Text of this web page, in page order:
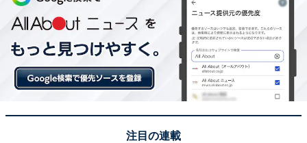
ど）」のほか、新型コロナの影響で郊外への移住が注目
されており「メディアによく取り上げられて有名であ
る」といった項目もランクイン。個性的なパン屋やカフ
ェが魅力で、移住者が新しい店をオープンしているケー
スも増えてきています。
注目の連載